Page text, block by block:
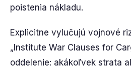
poistenia nákladu.
Explicitne vylučujú vojnové
„Institute War Clauses for
oddelenie: akákoľvek strata